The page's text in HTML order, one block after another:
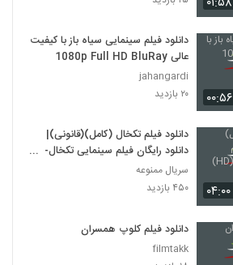
۲,۱۲۳ بازدید
دانلود فیلم سینمایی بیتابی بیتا
دانلود فیلم اطراف آرامش با کیفیت عالی
دانلود فیلم بغض با کیفیت عالی
۱,۵۰۱ بازدید
دانلود فیلم قصه پریا به کارگردانی فریدون
۰۰:۵۶
دانلود فیلم سینمایی سیاه باز با کیفیت
عالی 1080p Full HD BluRay
jahangardi
۲۰ بازدید
۰۴:۰۰
دانلود فیلم تکخال (کامل)(قانونی)|
دانلود رایگان فیلم سینمایی تکخال-
(online)(HD)
سریال ممنوعه
۴۵۰ بازدید
دانلود فیلم کلوپ همسران
filmtakk